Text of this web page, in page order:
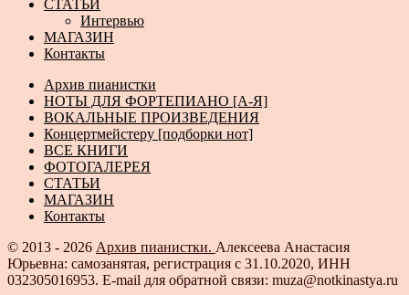
СТАТЬИ
Интервью
МАГАЗИН
Контакты
Архив пианистки
НОТЫ ДЛЯ ФОРТЕПИАНО [А-Я]
ВОКАЛЬНЫЕ ПРОИЗВЕДЕНИЯ
Концертмейстеру [подборки нот]
ВСЕ КНИГИ
ФОТОГАЛЕРЕЯ
СТАТЬИ
МАГАЗИН
Контакты
© 2013 - 2026 Архив пианистки. Алексеева Анастасия
Юрьевна: самозанятая, регистрация с 31.10.2020, ИНН
032305016953. E-mail для обратной связи: muza@notkinastya.ru